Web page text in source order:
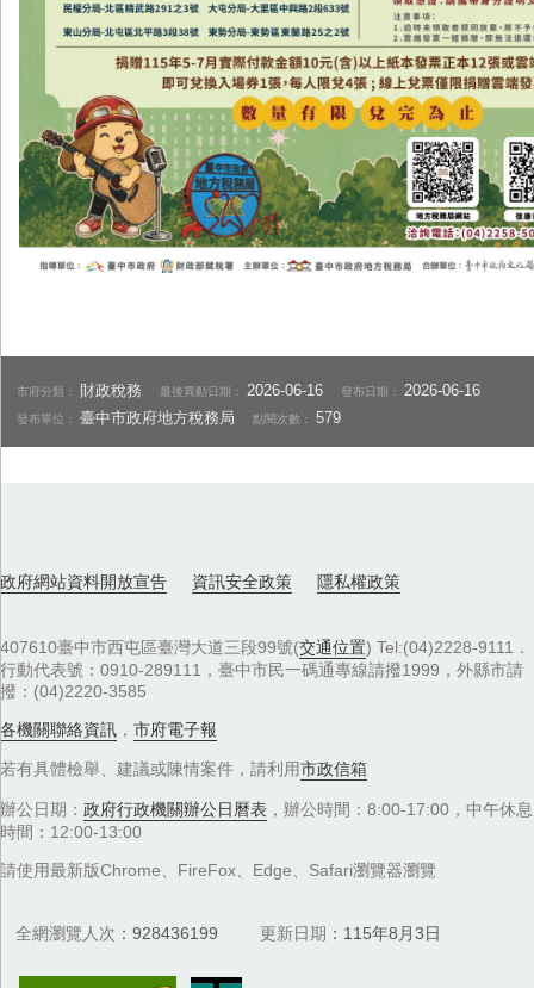
市府分類： 財政稅務 最後異動日期： 2026-06-16 發布日期： 2026-06-16
發布單位：臺中市政府地方稅務局 點閱次數：579
政府網站資料開放宣告 資訊安全政策 隱私權政策
407610臺中市西屯區臺灣大道三段99號(交通位置) Tel:(04)2228-9111．
行動代表號：0910-289111，臺中市民一碼通專線請撥1999，外縣市請
撥：(04)2220-3585
各機關聯絡資訊 ， 市府電子報
若有具體檢舉、建議或陳情案件，請利用市政信箱
辦公日期： 政府行政機關辦公日曆表 ，辦公時間：8:00-17:00，中午休息
時間：12:00-13:00
請使用最新版Chrome、FireFox、Edge、Safari瀏覽器瀏覽
全網瀏覽人次 928436199 更新日期 115年8月3日